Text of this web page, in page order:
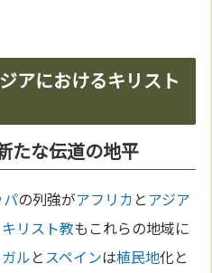
アにおけるキリスト
たな伝道の地平
パの列強がアフリカ とアジア
キリスト教もこれらの地域に
ルと スペインは植民地化と